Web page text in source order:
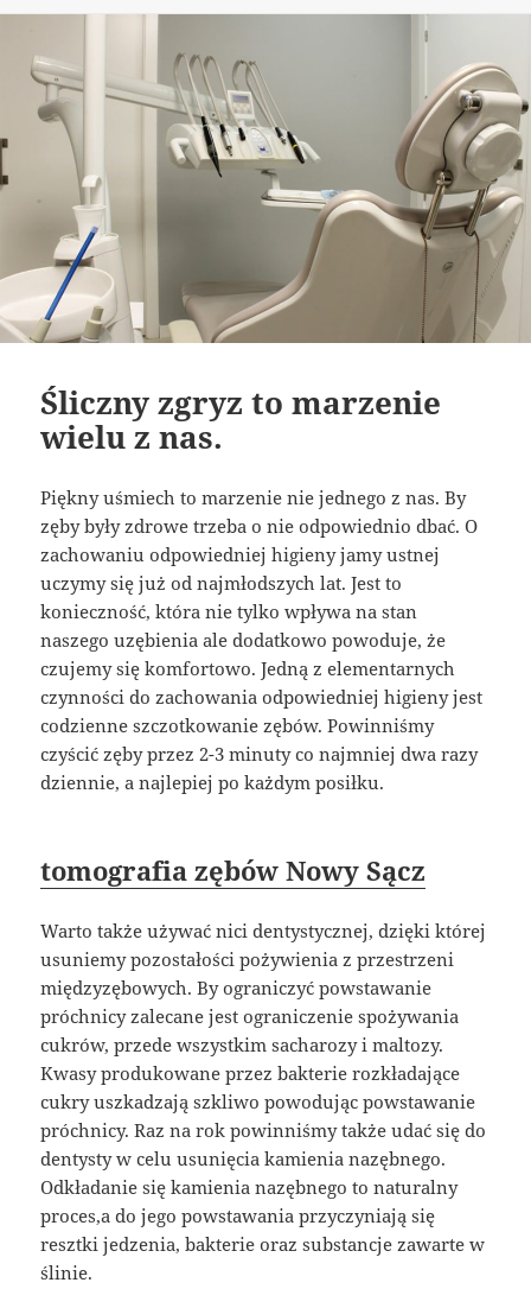
Śliczny zgryz to marzenie
wielu z nas.
Piękny uśmiech to marzenie nie jednego z nas. By
zęby były zdrowe trzeba o nie odpowiednio dbać. O
zachowaniu odpowiedniej higieny jamy ustnej
uczymy się już od najmłodszych lat. Jest to
konieczność, która nie tylko wpływa na stan
naszego uzębienia ale dodatkowo powoduje, że
czujemy się komfortowo. Jedną z elementarnych
czynności do zachowania odpowiedniej higieny jest
codzienne szczotkowanie zębów. Powinniśmy
czyścić zęby przez 2-3 minuty co najmniej dwa razy
dziennie, a najlepiej po każdym posiłku.
tomografia zębów Nowy Sącz
Warto także używać nici dentystycznej, dzięki której
usuniemy pozostałości pożywienia z przestrzeni
międzyzębowych. By ograniczyć powstawanie
próchnicy zalecane jest ograniczenie spożywania
cukrów, przede wszystkim sacharozy i maltozy.
Kwasy produkowane przez bakterie rozkładające
cukry uszkadzają szkliwo powodując powstawanie
próchnicy. Raz na rok powinniśmy także udać się do
dentysty w celu usunięcia kamienia nazębnego.
Odkładanie się kamienia nazębnego to naturalny
proces,a do jego powstawania przyczyniają się
resztki jedzenia, bakterie oraz substancje zawarte w
ślinie.